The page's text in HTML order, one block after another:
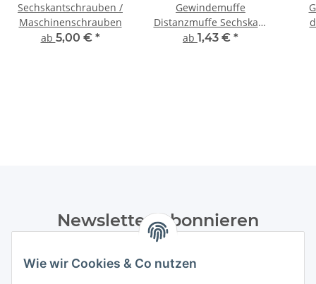
Wie wir Cookies & Co nutzen
Sechskantschrauben /
Maschinenschrauben
ab 5,00 € *
Gewindemuffe
Distanzmuffe Sechskant
- 10 Stück
ab 1,43 € *
Newsletter Abonnieren
Datenschutzerklärungregelmäßig und jederzeit widerruflich